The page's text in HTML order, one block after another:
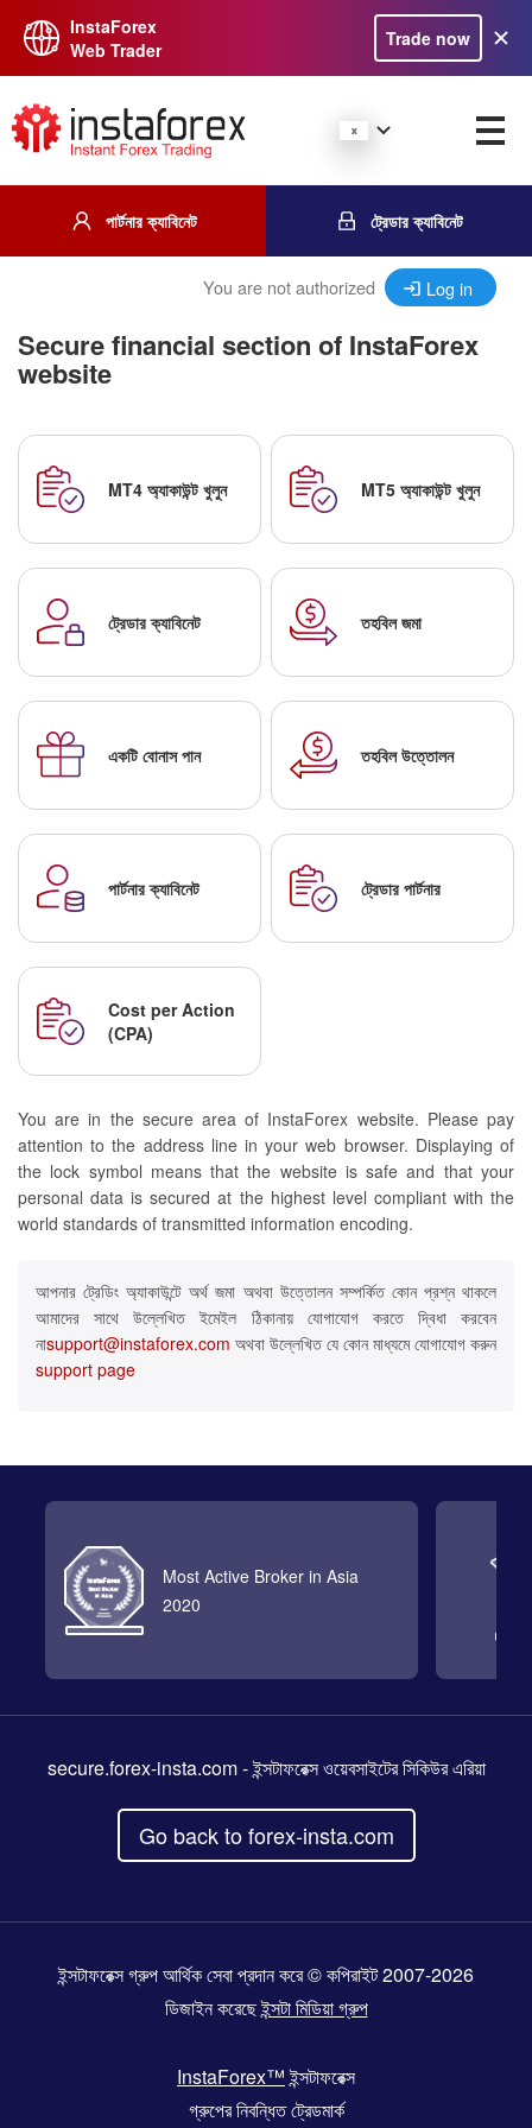
InstaForex
Web Trader
Trade now
পার্টনার ক্যাবিনেট ট্রেডার ক্যাবিনেট
You are not authorized Log in
Secure financial section of InstaForex
website
MT4 অ্যাকাউন্ট খুলুন MT5 অ্যাকাউন্ট খুলুন
ট্রেডার ক্যাবিনেট তহবিল জমা
একটি বোনাস পান তহবিল উত্তোলন
পার্টনার ক্যাবিনেট ট্রেডার পার্টনার
Cost per Action
(CPA)
You are in the secure area of InstaForex website. Please pay
attention to the address line in your web browser. Displaying of
the lock symbol means that the website is safe and that your
personal data is secured at the highest level compliant with the
world standards of transmitted information encoding.
আপনার ট্রেডিং অ্যাকাউন্টে অর্থ জমা অথবা উত্তোলন সম্পর্কিত কোন প্রশ্ন থাকলে
আমাদের সাথে উল্লেখিত ইমেইল ঠিকানায় যোগাযোগ করতে দ্বিধা করবেন
নাsupport@instaforex.com অথবা উল্লেখিত যে কোন মাধ্যমে যোগাযোগ করুন
support page
Most Active Broker in Asia
2020
secure.forex-insta.com- ইন্সটাফরেক্স ওয়েবসাইটের সিকিউর এরিয়া
Go back to forex-insta.com
ইন্সটাফরেক্স গ্রুপ আর্থিক সেবা প্রদান করে © কপিরাইট 2007-2026
ডিজাইন করেছেইন্সটা মিডিয়া গ্রুপ
InstaForex™ইন্সটাফরেক্স
গ্রুপের নিবন্ধিত ট্রেডমার্ক